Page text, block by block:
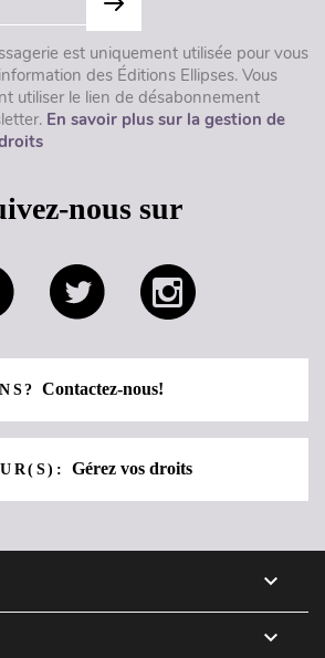
est uniquement utilisée pour vous
des Éditions Ellipses. Vous
utiliser le lien de désabonnement
En savoir plus sur la gestion de
nous sur
Contactez-nous!
Gérez vos droits

